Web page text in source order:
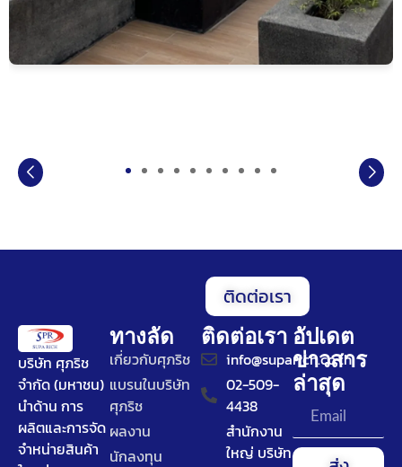
ติดต่อเรา
บริษัท ศุภริช
จำกัด (มหาชน)
นำด้าน การ
ผลิตและการจัด
จำหน่ายสินค้า
ทางลัด
เกี่ยวกับศุภริช
แบรนในบริษัท
ศุภริช
ผลงาน
นักลงทุน
ติดต่อเรา
info@suparich.co.th
02-509-
4438
สำนักงาน
ใหญ่ บริษัท
อัปเดต
ข่าวสาร
ล่าสุด